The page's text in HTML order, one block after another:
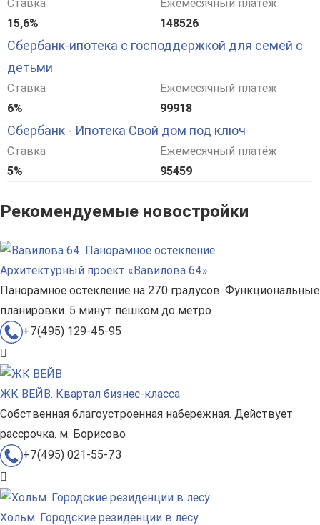
Ставка
15,6%
Ежемесячный платёж
148526
Сбербанк-ипотека с господдержкой для семей с
детьми
Ставка
6%
Ежемесячный платёж
99918
Сбербанк - Ипотека Свой дом под ключ
Ставка
5%
Ежемесячный платёж
95459
Рекомендуемые новостройки
Архитектурный проект «Вавилова 64»
Панорамное остекление на 270 градусов. Функциональные
планировки. 5 минут пешком до метро
+7(495) 129-45-95
ЖК ВЕЙВ. Квартал бизнес-класса
Собственная благоустроенная набережная. Действует
рассрочка. м. Борисово
+7(495) 021-55-73
Хольм. Городские резиденции в лесу